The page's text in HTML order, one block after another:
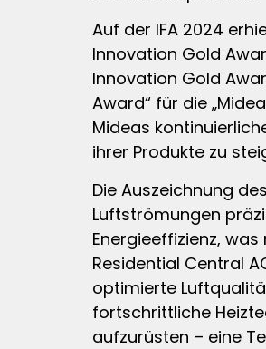
Auf der IFA 2024
Innovation Gold
Innovation Gold
Award“ für die
Mideas
ihrer Produkte zu
Die Auszeichnung
Luftströmungen
Energieeffizienz,
Residential Central
optimierte
fortschrittliche
aufzurüsten – eine